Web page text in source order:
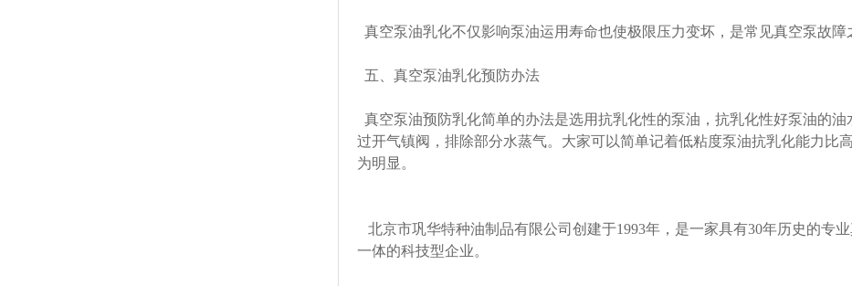
真空泵油乳化不仅影响泵油运用寿命也使极限压力变坏，是常见真空泵故障
五、真空泵油乳化预防办法
真空泵油预防乳化简单的办法是选用抗乳化性的泵油，抗乳化性好泵油的
过开气镇阀，排除部分水蒸气。大家可以简单记着低粘度泵油抗乳化能力比
为明显。
北京市巩华特种油制品有限公司创建于1993年，是一家具有30年历史的专
一体的科技型企业。